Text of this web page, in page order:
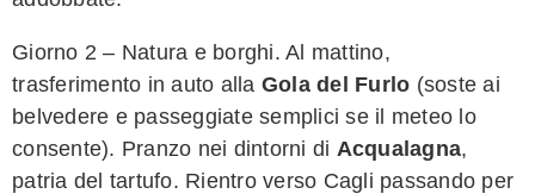
Giorno 2 – Natura e borghi. Al mattino,
trasferimento in auto alla Gola del Furlo (soste ai
belvedere e passeggiate semplici se il meteo lo
consente). Pranzo nei dintorni di Acqualagna,
patria del tartufo. Rientro verso Cagli passando per